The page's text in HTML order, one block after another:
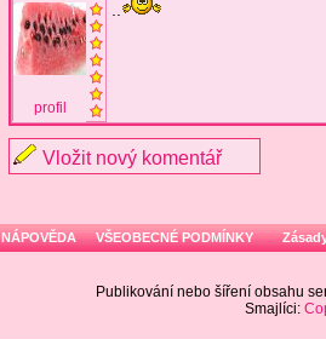
profil
Vložit nový komentář
NÁPOVĚDA VŠEOBECNÉ PODMÍNKY
Publikování nebo šíření obsahu
Smajlíci: